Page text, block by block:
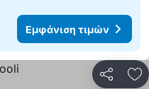
Εμφάνιση τιμών